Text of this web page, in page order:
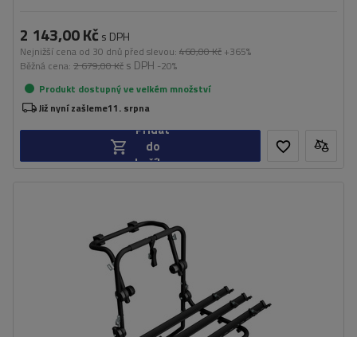
2 143,00 Kč s DPH
Nejnižší cena od 30 dnů před slevou: 460,00 Kč +365%
Běžná cena: 2 679,00 Kč s DPH -20%
Produkt dostupný ve velkém množství
Již nyní zašleme11. srpna
Přidat
do
košíku
Nosnost nosiče jízdních kol:
45 kg
univerzální montážní systém
kompatibilní se všemi typy karoserií